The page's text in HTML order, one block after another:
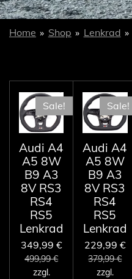
Home » Shop » Lenkrad »
Sale!
Audi A4
A5 8W
B9 A3
8V RS3
RS4
RS5
Lenkrad
349,99 €
499,99 €
zzgl.
Sale!
Audi A4
A5 8W
B9 A3
8V RS3
RS4
RS5
Lenkrad
229,99 €
379,99 €
zzgl.